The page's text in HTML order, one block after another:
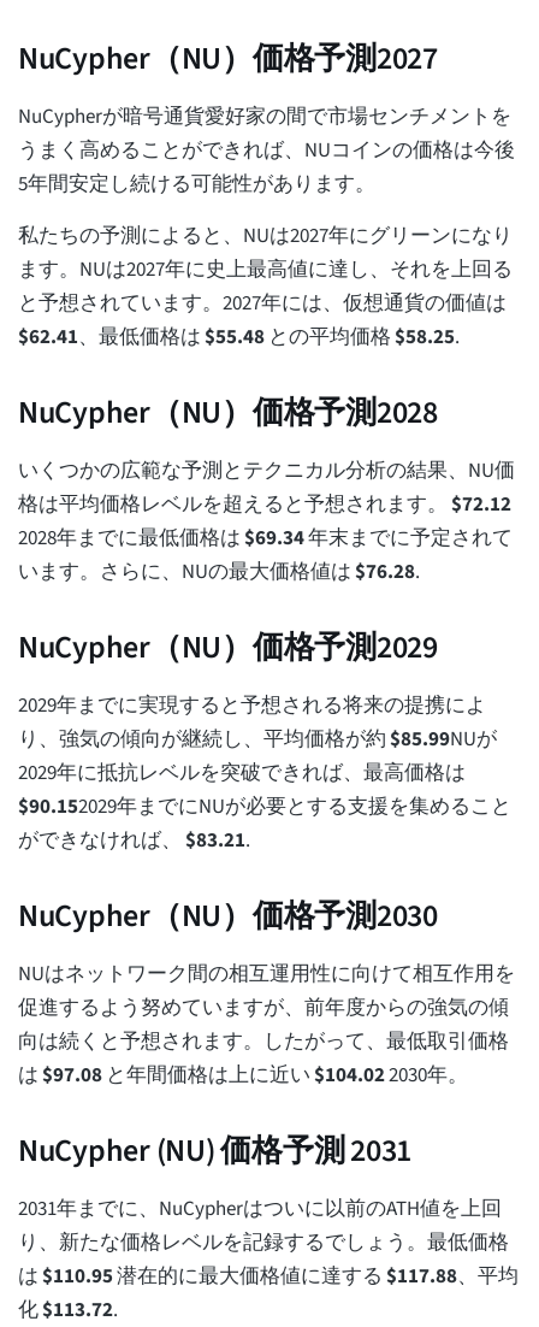
NuCypher（NU）価格予測2027
NuCypherが暗号通貨愛好家の間で市場センチメントを
うまく高めることができれば、NUコインの価格は今後
5年間安定し続ける可能性があります。
私たちの予測によると、NUは2027年にグリーンになり
ます。NUは2027年に史上最高値に達し、それを上回る
と予想されています。2027年には、仮想通貨の価値は
$62.41、最低価格は$55.48 との平均価格$58.25.
NuCypher（NU）価格予測2028
いくつかの広範な予測とテクニカル分析の結果、NU価
格は平均価格レベルを超えると予想されます。 $72.12
2028年までに最低価格は$69.34年末までに予定されて
います。さらに、NUの最大価格値は$76.28.
NuCypher（NU）価格予測2029
2029年までに実現すると予想される将来の提携によ
り、強気の傾向が継続し、平均価格が約$85.99NUが
2029年に抵抗レベルを突破できれば、最高価格は
$90.152029年までにNUが必要とする支援を集めること
ができなければ、 $83.21.
NuCypher（NU）価格予測2030
NUはネットワーク間の相互運用性に向けて相互作用を
促進するよう努めていますが、前年度からの強気の傾
向は続くと予想されます。したがって、最低取引価格
は$97.08 と年間価格は上に近い$104.022030年。
NuCypher (NU) 価格予測 2031
2031年までに、NuCypherはついに以前のATH値を上回
り、新たな価格レベルを記録するでしょう。最低価格
は$110.95潜在的に最大価格値に達する $117.88、平均
化$113.72.